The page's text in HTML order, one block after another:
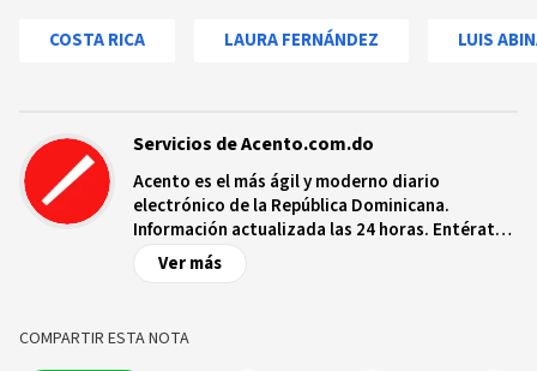
COSTA RICA LAURA FERNÁNDEZ LUIS
Servicios de Acento.com.do
Acento es el más ágil y moderno diario
electrónico de la República Dominicana.
Información actualizada las 24 horas. Entérate
de las noticias y sucesos más importantes a
nivel nacional e internacional, videos y fotos
Ver más
COMPARTIR ESTA NOTA